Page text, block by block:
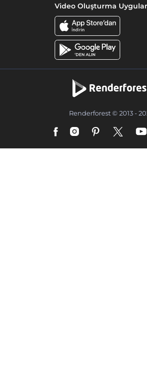
Video Oluşturma
Renderforest © 2013 -